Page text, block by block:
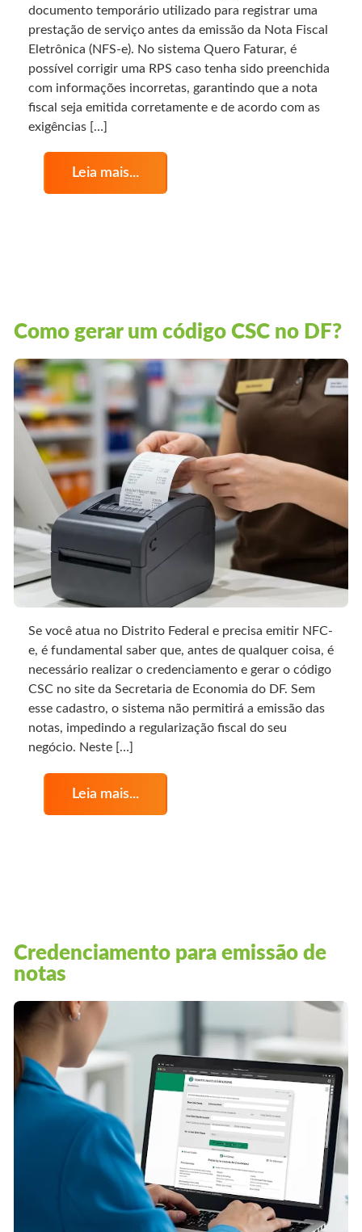
documento temporário utilizado para registrar uma
prestação de serviço antes da emissão da Nota Fiscal
Eletrônica (NFS-e). No sistema Quero Faturar, é
possível corrigir uma RPS caso tenha sido preenchida
com informações incorretas, garantindo que a nota
fiscal seja emitida corretamente e de acordo com as
exigências […]
Leia mais...
Como gerar um código CSC no DF?
Se você atua no Distrito Federal e precisa emitir NFC-
e, é fundamental saber que, antes de qualquer coisa, é
necessário realizar o credenciamento e gerar o código
CSC no site da Secretaria de Economia do DF. Sem
esse cadastro, o sistema não permitirá a emissão das
notas, impedindo a regularização fiscal do seu
negócio. Neste […]
Leia mais...
Credenciamento para emissão de
notas